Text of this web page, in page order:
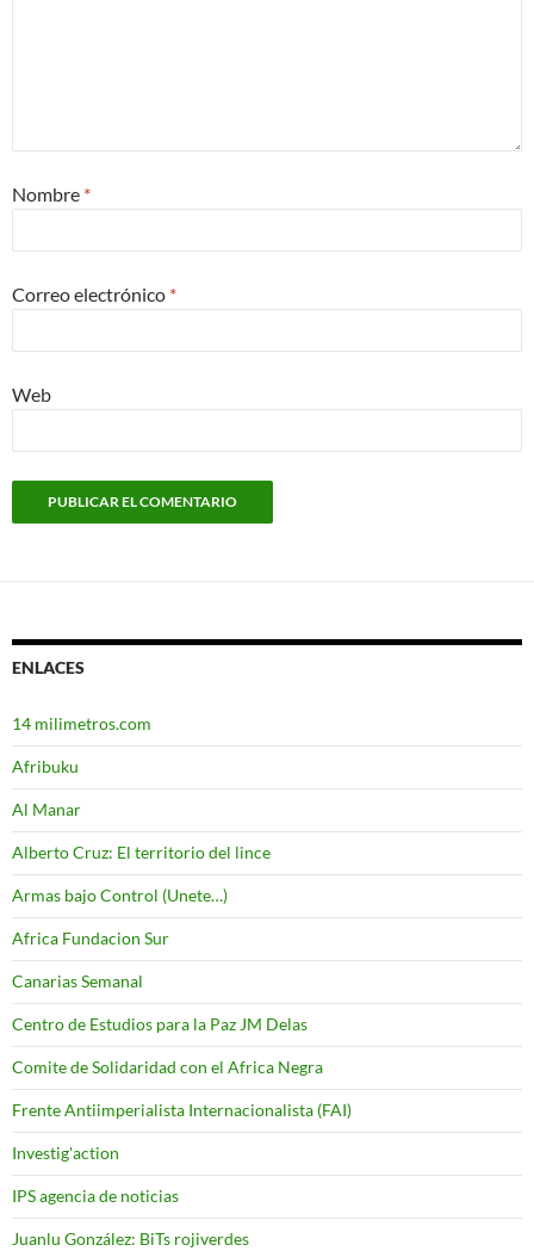
Nombre *
Correo electrónico *
Web
ENLACES
14 milimetros.com
Afribuku
Al Manar
Alberto Cruz: El territorio del lince
Armas bajo Control (Unete…)
Africa Fundacion Sur
Canarias Semanal
Centro de Estudios para la Paz JM Delas
Comite de Solidaridad con el Africa Negra
Frente Antiimperialista Internacionalista (FAI)
Investig'action
IPS agencia de noticias
Juanlu González: BiTs rojiverdes